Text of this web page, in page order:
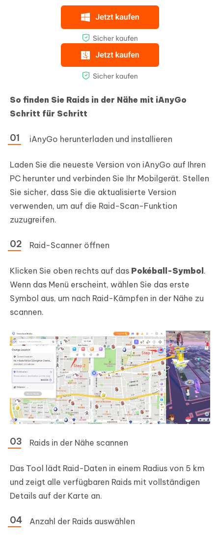
So finden Sie Raids in der Nähe mit iAnyGo
Schritt für Schritt
iAnyGo herunterladen und installieren
Laden Sie die neueste Version von iAnyGo auf Ihren
PC herunter und verbinden Sie Ihr Mobilgerät. Stellen
Sie sicher, dass Sie die aktualisierte Version
verwenden, um auf die Raid-Scan-Funktion
zuzugreifen.
Raid-Scanner öffnen
Klicken Sie oben rechts auf das Pokéball-Symbol .
Wenn das Menü erscheint, wählen Sie das erste
Symbol aus, um nach Raid-Kämpfen in der Nähe zu
scannen.
Raids in der Nähe scannen
Das Tool lädt Raid-Daten in einem Radius von 5 km
und zeigt alle verfügbaren Raids mit vollständigen
Details auf der Karte an.
Anzahl der Raids auswählen